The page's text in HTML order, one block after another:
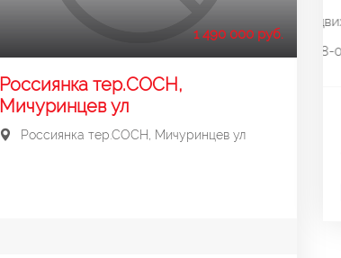
1 490 000 руб.
Россиянка тер.СОСН,
Мичуринцев ул
Россиянка тер.СОСН, Мичуринцев ул